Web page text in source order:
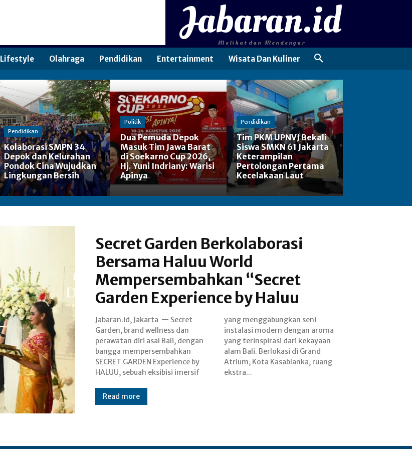
Jabaran.id
Melihat dan Mendengar
Lifestyle Olahraga Pendidikan Entertainment Wisata Dan Kuliner
Pendidikan
Kolaborasi SMPN 34
Depok dan Kelurahan
Pondok Cina Wujudkan
Lingkungan Bersih
Politik
Dua Pemuda Depok
Masuk Tim Jawa Barat
di Soekarno Cup 2026,
Hj. Yuni Indriany: Warisi
Apinya
Pendidikan
Tim PKM UPNVJ Bekali
Siswa SMKN 61 Jakarta
Keterampilan
Pertolongan Pertama
Kecelakaan Laut
Secret Garden Berkolaborasi
Bersama Haluu World
Mempersembahkan “Secret
Garden Experience by Haluu
Jabaran.id, Jakarta — Secret
Garden, brand wellness dan
perawatan diri asal Bali, dengan
bangga mempersembahkan
SECRET GARDEN Experience by
HALUU, sebuah eksibisi imersif
yang menggabungkan seni
instalasi modern dengan aroma
yang terinspirasi dari kekayaan
alam Bali. Berlokasi di Grand
Atrium, Kota Kasablanka, ruang
ekstra...
Read more